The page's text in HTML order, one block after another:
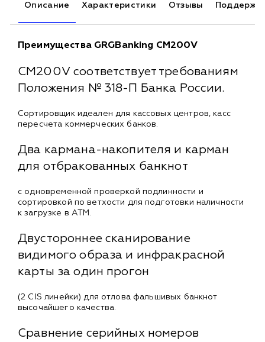
Описание Характеристики Отзывы
Преимущества GRGBanking CM200V
CM200V соответствует требованиям
Положения № 318-П Банка России.
Сортировщик идеален для кассовых центров, касс
пересчета коммерческих банков.
Два кармана-накопителя и карман
для отбракованных банкнот
с одновременной проверкой подлинности и
сортировкой по ветхости для подготовки наличности
к загрузке в АТМ.
Двустороннее сканирование
видимого образа и инфракрасной
карты за один прогон
(2 CIS линейки) для отлова фальшивых банкнот
высочайшего качества.
Сравнение серийных номеров